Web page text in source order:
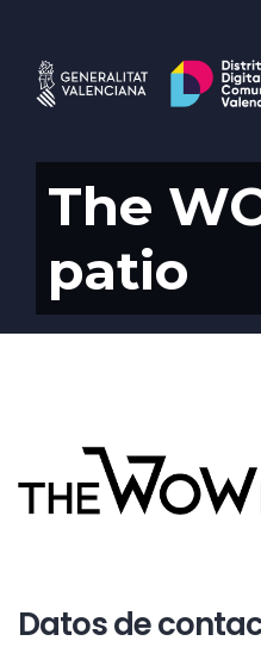
contenido
The
patio
Datos de